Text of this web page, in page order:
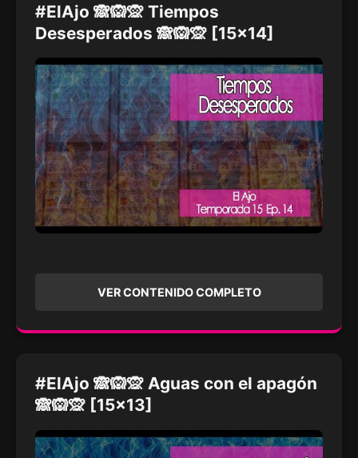
#ElAjo 🙈🙉🙊 Tiempos
Desesperados 🙈🙉🙊 [15x14]
VER CONTENIDO COMPLETO
#ElAjo 🙈🙉🙊 Aguas con el apagón
🙈🙉🙊 [15x13]